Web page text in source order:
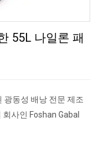
55L 나일론 패
동성 배낭 전문 제조
사인 Foshan Gabal